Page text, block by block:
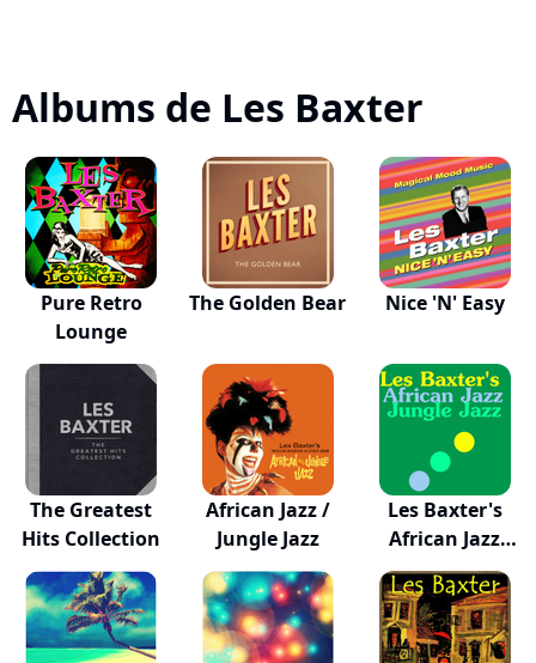
Albums de Les Baxter
Pure Retro
Lounge
The Golden Bear Nice 'N' Easy
The Greatest
Hits Collection
African Jazz /
Jungle Jazz
Les Baxter's
African Jazz
Jun...